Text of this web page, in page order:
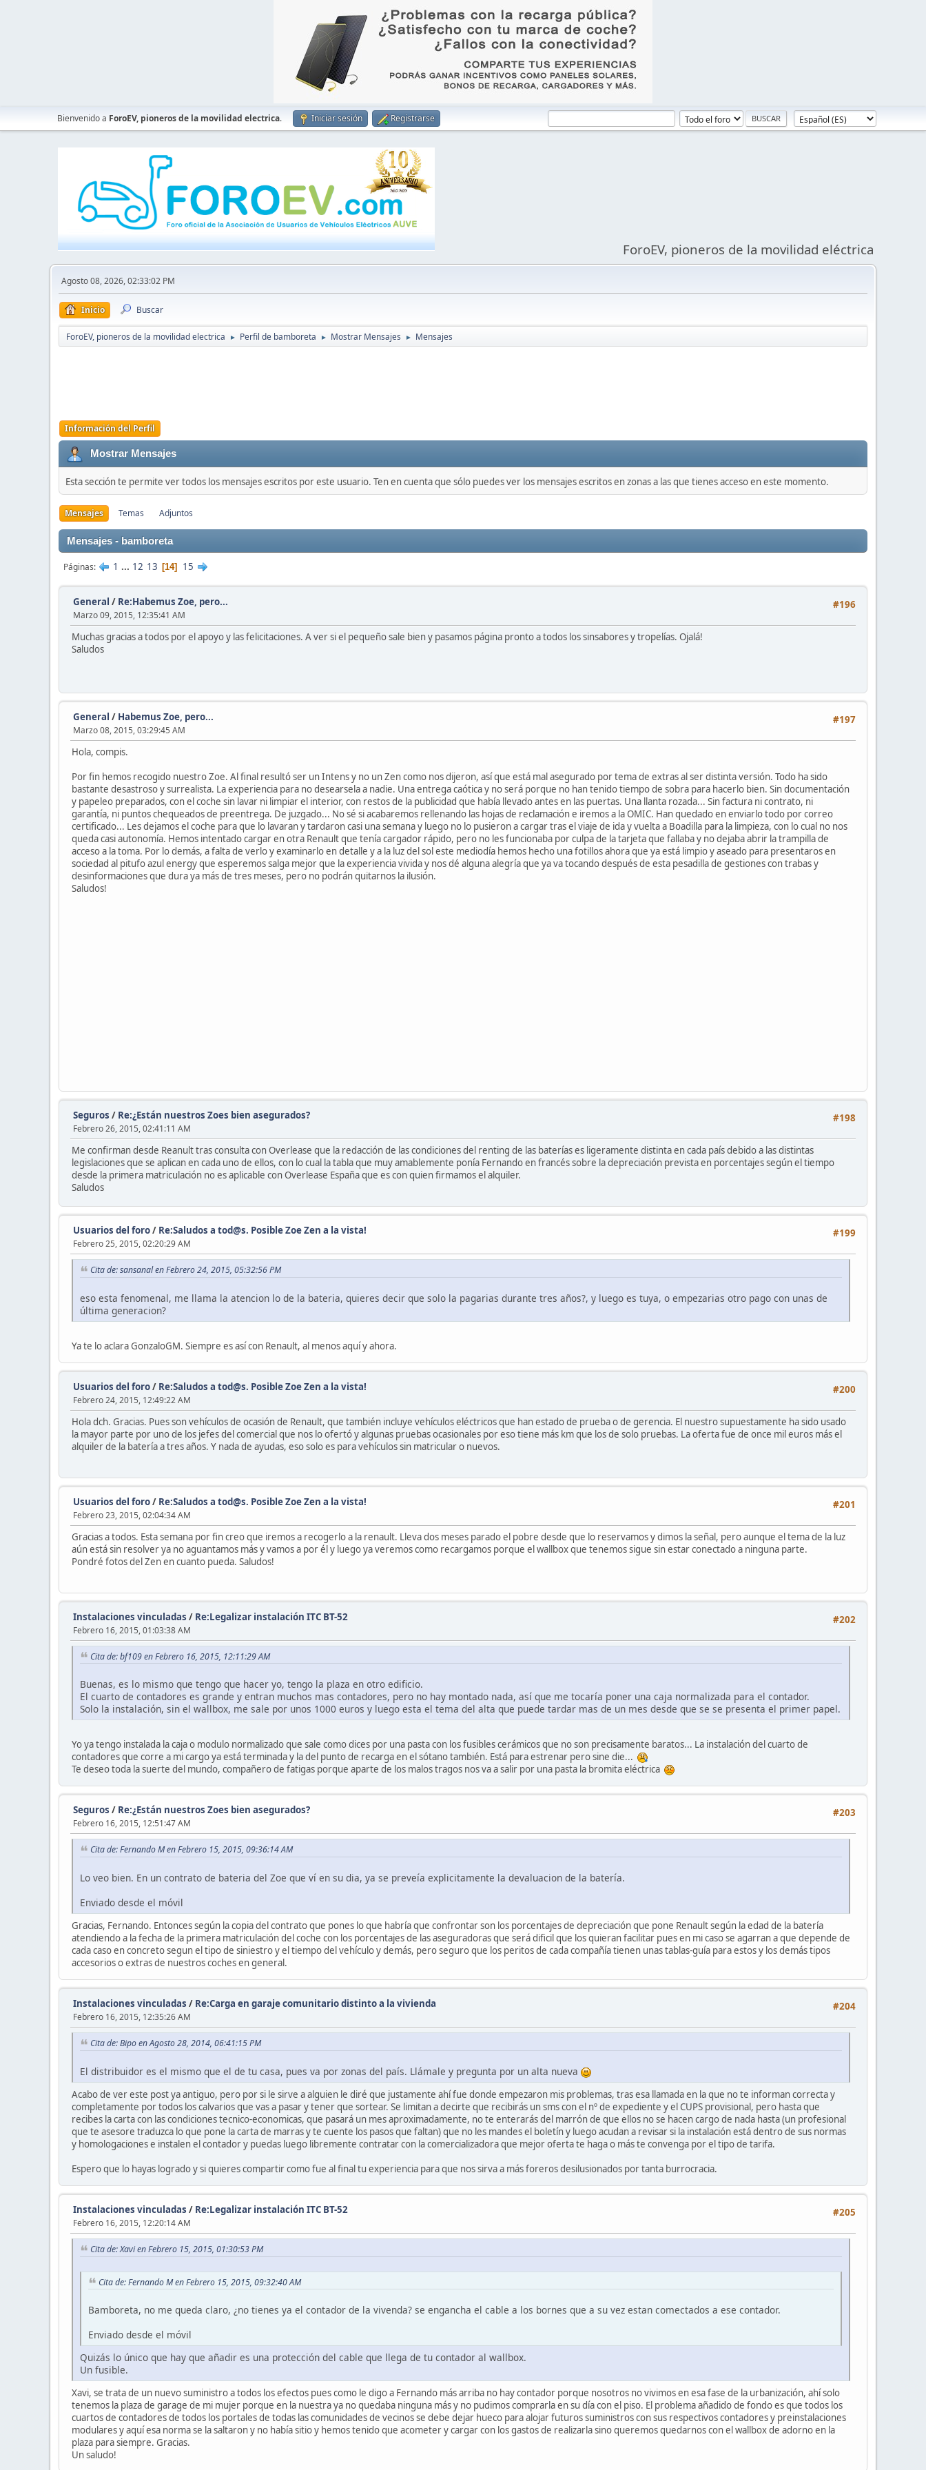
Bienvenido a ForoEV, pioneros de la movilidad electrica. Iniciar sesión Registrarse
ForoEV, pioneros de la movilidad eléctrica
Agosto 08, 2026, 02:33:02 PM
Inicio Buscar
ForoEV, pioneros de la movilidad electrica ► Perfil de bamboreta ► Mostrar Mensajes ► Mensajes
Información del Perfil
Mostrar Mensajes
Esta sección te permite ver todos los mensajes escritos por este usuario. Ten en cuenta que sólo puedes ver los mensajes escritos en zonas a las que tienes acceso en este momento.
Mensajes Temas Adjuntos
Mensajes - bamboreta
Páginas 1 ... 12 13 14 15
#196
General / Re:Habemus Zoe, pero...
Marzo 09, 2015, 12:35:41 AM
Muchas gracias a todos por el apoyo y las felicitaciones. A ver si el pequeño sale bien y pasamos página pronto a todos los sinsabores y tropelías. Ojalá!
Saludos
#197
General / Habemus Zoe, pero...
Marzo 08, 2015, 03:29:45 AM
Hola, compis.
Por fin hemos recogido nuestro Zoe. Al final resultó ser un Intens y no un Zen como nos dijeron, así que está mal asegurado por tema de extras al ser distinta versión. Todo ha sido
bastante desastroso y surrealista. La experiencia para no desearsela a nadie. Una entrega caótica y no será porque no han tenido tiempo de sobra para hacerlo bien. Sin documentación
y papeleo preparados, con el coche sin lavar ni limpiar el interior, con restos de la publicidad que había llevado antes en las puertas. Una llanta rozada... Sin factura ni contrato, ni
garantía, ni puntos chequeados de preentrega. De juzgado... No sé si acabaremos rellenando las hojas de reclamación e iremos a la OMIC. Han quedado en enviarlo todo por correo
certificado... Les dejamos el coche para que lo lavaran y tardaron casi una semana y luego no lo pusieron a cargar tras el viaje de ida y vuelta a Boadilla para la limpieza, con lo cual no nos
queda casi autonomía. Hemos intentado cargar en otra Renault que tenía cargador rápido, pero no les funcionaba por culpa de la tarjeta que fallaba y no dejaba abrir la trampilla de
acceso a la toma. Por lo demás, a falta de verlo y examinarlo en detalle y a la luz del sol este mediodía hemos hecho una fotillos ahora que ya está limpio y aseado para presentaros en
sociedad al pitufo azul energy que esperemos salga mejor que la experiencia vivida y nos dé alguna alegría que ya va tocando después de esta pesadilla de gestiones con trabas y
desinformaciones que dura ya más de tres meses, pero no podrán quitarnos la ilusión.
Saludos!
#198
Seguros / Re:¿Están nuestros Zoes bien asegurados?
Febrero 26, 2015, 02:41:11 AM
Me confirman desde Reanult tras consulta con Overlease que la redacción de las condiciones del renting de las baterías es ligeramente distinta en cada país debido a las distintas
legislaciones que se aplican en cada uno de ellos, con lo cual la tabla que muy amablemente ponía Fernando en francés sobre la depreciación prevista en porcentajes según el tiempo
desde la primera matriculación no es aplicable con Overlease España que es con quien firmamos el alquiler.
Saludos
#199
Usuarios del foro/ Re:Saludos a tod@s. Posible Zoe Zen a la vista!
Febrero 25, 2015, 02:20:29 AM
Cita de: sansanal en Febrero 24, 2015, 05:32:56 PM
eso esta fenomenal, me llama la atencion lo de la bateria, quieres decir que solo la pagarias durante tres años?, y luego es tuya, o empezarias otro pago con unas de
última generacion?
Ya te lo aclara GonzaloGM. Siempre es así con Renault, al menos aquí y ahora.
#200
Usuarios del foro/ Re:Saludos a tod@s. Posible Zoe Zen a la vista!
Febrero 24, 2015, 12:49:22 AM
Hola dch. Gracias. Pues son vehículos de ocasión de Renault, que también incluye vehículos eléctricos que han estado de prueba o de gerencia. El nuestro supuestamente ha sido usado
la mayor parte por uno de los jefes del comercial que nos lo ofertó y algunas pruebas ocasionales por eso tiene más km que los de solo pruebas. La oferta fue de once mil euros más el
alquiler de la batería a tres años. Y nada de ayudas, eso solo es para vehículos sin matricular o nuevos.
#201
Usuarios del foro/ Re:Saludos a tod@s. Posible Zoe Zen a la vista!
Febrero 23, 2015, 02:04:34 AM
Gracias a todos. Esta semana por fin creo que iremos a recogerlo a la renault. Lleva dos meses parado el pobre desde que lo reservamos y dimos la señal, pero aunque el tema de la luz
aún está sin resolver ya no aguantamos más y vamos a por él y luego ya veremos como recargamos porque el wallbox que tenemos sigue sin estar conectado a ninguna parte.
Pondré fotos del Zen en cuanto pueda. Saludos!
#202
Instalaciones vinculadas / Re:Legalizar instalación ITC BT-52
Febrero 16, 2015, 01:03:38 AM
Cita de: bf109 en Febrero 16, 2015, 12:11:29 AM
Buenas, es lo mismo que tengo que hacer yo, tengo la plaza en otro edificio.
El cuarto de contadores es grande y entran muchos mas contadores, pero no hay montado nada, así que me tocaría poner una caja normalizada para el contador.
Solo la instalación, sin el wallbox, me sale por unos 1000 euros y luego esta el tema del alta que puede tardar mas de un mes desde que se se presenta el primer papel.
Yo ya tengo instalada la caja o modulo normalizado que sale como dices por una pasta con los fusibles cerámicos que no son precisamente baratos... La instalación del cuarto de
contadores que corre a mi cargo ya está terminada y la del punto de recarga en el sótano también. Está para estrenar pero sine die...
Te deseo toda la suerte del mundo, compañero de fatigas porque aparte de los malos tragos nos va a salir por una pasta la bromita eléctrica
#203
Seguros / Re:¿Están nuestros Zoes bien asegurados?
Febrero 16, 2015, 12:51:47 AM
Cita de: Fernando M en Febrero 15, 2015, 09:36:14 AM
Lo veo bien. En un contrato de bateria del Zoe que ví en su dia, ya se preveía explicitamente la devaluacion de la batería.
Enviado desde el móvil
Gracias, Fernando. Entonces según la copia del contrato que pones lo que habría que confrontar son los porcentajes de depreciación que pone Renault según la edad de la batería
atendiendo a la fecha de la primera matriculación del coche con los porcentajes de las aseguradoras que será dificil que los quieran facilitar pues en mi caso se agarran a que depende de
cada caso en concreto segun el tipo de siniestro y el tiempo del vehículo y demás, pero seguro que los peritos de cada compañía tienen unas tablas-guía para estos y los demás tipos
accesorios o extras de nuestros coches en general.
#204
Instalaciones vinculadas / Re:Carga en garaje comunitario distinto a la vivienda
Febrero 16, 2015, 12:35:26 AM
Cita de: Bipo en Agosto 28, 2014, 06:41:15 PM
El distribuidor es el mismo que el de tu casa, pues va por zonas del país. Llámale y pregunta por un alta nueva
Acabo de ver este post ya antiguo, pero por si le sirve a alguien le diré que justamente ahí fue donde empezaron mis problemas, tras esa llamada en la que no te informan correcta y
completamente por todos los calvarios que vas a pasar y tener que sortear. Se limitan a decirte que recibirás un sms con el nº de expediente y el CUPS provisional, pero hasta que
recibes la carta con las condiciones tecnico-economicas, que pasará un mes aproximadamente, no te enterarás del marrón de que ellos no se hacen cargo de nada hasta (un profesional
que te asesore traduzca lo que pone la carta de marras y te cuente los pasos que faltan) que no les mandes el boletín y luego acudan a revisar si la instalación está dentro de sus normas
y homologaciones e instalen el contador y puedas luego libremente contratar con la comercializadora que mejor oferta te haga o más te convenga por el tipo de tarifa.
Espero que lo hayas logrado y si quieres compartir como fue al final tu experiencia para que nos sirva a más foreros desilusionados por tanta burrocracia.
#205
Instalaciones vinculadas / Re:Legalizar instalación ITC BT-52
Febrero 16, 2015, 12:20:14 AM
Cita de: Xavi en Febrero 15, 2015, 01:30:53 PM
Cita de: Fernando M en Febrero 15, 2015, 09:32:40 AM
Bamboreta, no me queda claro, ¿no tienes ya el contador de la vivenda? se engancha el cable a los bornes que a su vez estan comectados a ese contador.
Enviado desde el móvil
Quizás lo único que hay que añadir es una protección del cable que llega de tu contador al wallbox.
Un fusible.
Xavi, se trata de un nuevo suministro a todos los efectos pues como le digo a Fernando más arriba no hay contador porque nosotros no vivimos en esa fase de la urbanización, ahí solo
tenemos la plaza de garage de mi mujer porque en la nuestra ya no quedaba ninguna más y no pudimos comprarla en su día con el piso. El problema añadido de fondo es que todos los
cuartos de contadores de todos los portales de todas las comunidades de vecinos se debe dejar hueco para alojar futuros suministros con sus respectivos contadores y preinstalaciones
modulares y aquí esa norma se la saltaron y no había sitio y hemos tenido que acometer y cargar con los gastos de realizarla sino queremos quedarnos con el wallbox de adorno en la
plaza para siempre. Gracias.
Un saludo!